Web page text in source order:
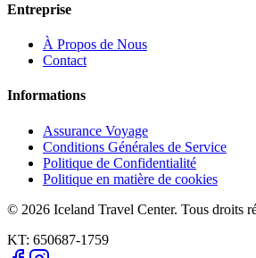
Entreprise
À Propos de Nous
Contact
Informations
Assurance Voyage
Conditions Générales de Service
Politique de Confidentialité
Politique en matière de cookies
© 2026 Iceland Travel Center. Tous droits
KT: 650687-1759